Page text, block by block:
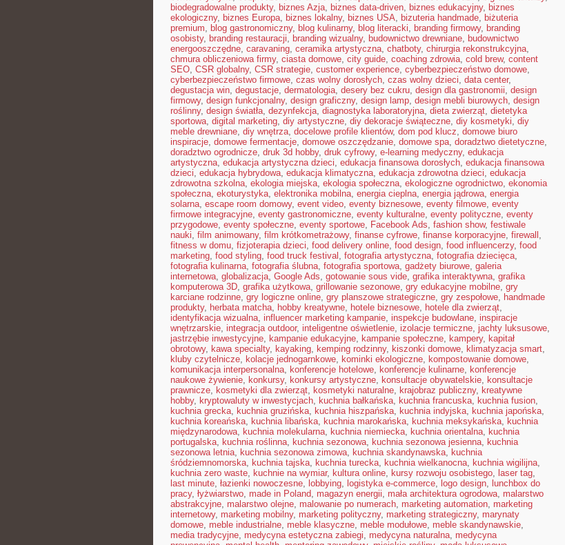
biodegradowalne produkty, biznes Azja, biznes data-driven, biznes edukacyjny, biznes
ekologiczny, biznes Europa, biznes lokalny, biznes USA, bizuteria handmade, biżuteria
premium, blog gastronomiczny, blog kulinarny, blog literacki, branding firmowy, branding
osobisty, branding restauracji, branding wizualny, budownictwo drewniane, budownictwo
energooszczędne, caravaning, ceramika artystyczna, chatboty, chirurgia rekonstrukcyjna,
chmura obliczeniowa firmy, ciasta domowe, city guide, coaching zdrowia, cold brew, content
SEO, CSR globalny, CSR strategie, customer experience, cyberbezpieczeństwo domowe,
cyberbezpieczeństwo firmowe, czas wolny dorosłych, czas wolny dzieci, data center,
degustacja win, degustacje, dermatologia, desery bez cukru, design dla gastronomii, design
firmowy, design funkcjonalny, design graficzny, design lamp, design mebli biurowych, design
roślinny, design światła, dezynfekcja, diagnostyka laboratoryjna, dieta zwierząt, dietetyka
sportowa, digital marketing, diy artystyczne, diy dekoracje świąteczne, diy kosmetyki, diy
meble drewniane, diy wnętrza, docelowe profile klientów, dom pod klucz, domowe biuro
inspiracje, domowe fermentacje, domowe oszczędzanie, domowe spa, doradztwo dietetyczne,
doradztwo ogrodnicze, druk 3d hobby, druk cyfrowy, e-learning medyczny, edukacja
artystyczna, edukacja artystyczna dzieci, edukacja finansowa dorosłych, edukacja finansowa
dzieci, edukacja hybrydowa, edukacja klimatyczna, edukacja zdrowotna dzieci, edukacja
zdrowotna szkolna, ekologia miejska, ekologia społeczna, ekologiczne ogrodnictwo, ekonomia
społeczna, ekoturystyka, elektronika mobilna, energia cieplna, energia jądrowa, energia
solarna, escape room domowy, event video, eventy biznesowe, eventy filmowe, eventy
firmowe integracyjne, eventy gastronomiczne, eventy kulturalne, eventy polityczne, eventy
przygodowe, eventy społeczne, eventy sportowe, Facebook Ads, fashion show, festiwale
nauki, film animowany, film krótkometrażowy, finanse cyfrowe, finanse korporacyjne, firewall ,
fitness w domu, fizjoterapia dzieci, food delivery online, food design, food influencerzy, food
marketing, food styling, food truck festival , fotografia artystyczna, fotografia dziecięca,
fotografia kulinarna, fotografia ślubna, fotografia sportowa, gadżety biurowe, galeria
internetowa, globalizacja, Google Ads, gotowanie sous vide, grafika interaktywna, grafika
komputerowa 3D, grafika użytkowa, grillowanie sezonowe, gry edukacyjne mobilne, gry
karciane rodzinne, gry logiczne online, gry planszowe strategiczne, gry zespołowe, handmade
produkty, herbata matcha, hobby kreatywne, hotele biznesowe, hotele dla zwierząt,
identyfikacja wizualna, influencer marketing kampanie, inspekcje budowlane, inspiracje
wnętrzarskie, integracja outdoor, inteligentne oświetlenie, izolacje termiczne, jachty luksusowe,
jastrzębie inwestycyjne, kampanie edukacyjne, kampanie społeczne, kampery, kapitał
obrotowy, kawa specialty, kayaking, kemping rodzinny, kiszonki domowe, klimatyzacja smart,
kluby czytelnicze, kolacje jednogarnkowe, kominki ekologiczne, kompostowanie domowe,
komunikacja interpersonalna, konferencje hotelowe, konferencje kulinarne, konferencje
naukowe żywienie, konkursy, konkursy artystyczne, konsultacje obywatelskie, konsultacje
prawnicze, kosmetyki dla zwierząt, kosmetyki naturalne, krajobraz publiczny, kreatywne
hobby, kryptowaluty w inwestycjach, kuchnia bałkańska, kuchnia francuska, kuchnia fusion,
kuchnia grecka, kuchnia gruzińska, kuchnia hiszpańska, kuchnia indyjska, kuchnia japońska,
kuchnia koreańska, kuchnia libańska, kuchnia marokańska, kuchnia meksykańska, kuchnia
międzynarodowa, kuchnia molekularna, kuchnia niemiecka, kuchnia orientalna, kuchnia
portugalska, kuchnia roślinna, kuchnia sezonowa, kuchnia sezonowa jesienna, kuchnia
sezonowa letnia, kuchnia sezonowa zimowa, kuchnia skandynawska, kuchnia
śródziemnomorska, kuchnia tajska, kuchnia turecka, kuchnia wielkanocna, kuchnia wigilijna,
kuchnia zero waste, kuchnie na wymiar, kultura online, kursy rozwoju osobistego, laser tag,
last minute, łazienki nowoczesne, lobbying, logistyka e-commerce, logo design, lunchbox do
pracy, łyżwiarstwo, made in Poland, magazyn energii, mała architektura ogrodowa, malarstwo
abstrakcyjne, malarstwo olejne, malowanie po numerach, marketing automation, marketing
internetowy, marketing mobilny, marketing polityczny, marketing strategiczny, marynaty
domowe, meble industrialne, meble klasyczne, meble modułowe, meble skandynawskie,
media tradycyjne, medycyna estetyczna zabiegi, medycyna naturalna, medycyna